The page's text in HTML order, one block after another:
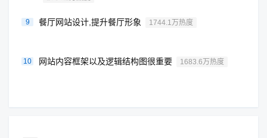
9 餐厅网站设计,提升餐厅形象 1744.1万热度
10 网站内容框架以及逻辑结构图很重要 1683.6万热度